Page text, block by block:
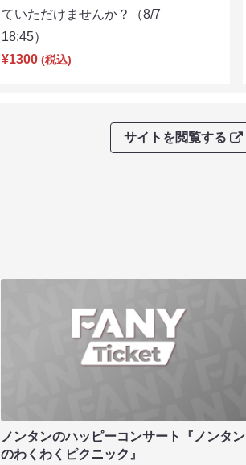
ていただけませんか？（8/7
18:45）
¥1300 (税込)
サイトを閲覧する
ノンタンのハッピーコンサート『ノンタン
のわくわくピクニック』